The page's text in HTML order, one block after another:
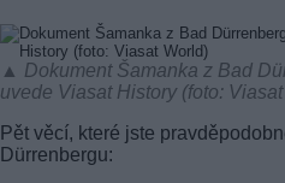
▲ Dokument Šamanka z Bad
uvede Viasat History (foto:
Pět věcí, které jste
Dürrenbergu: